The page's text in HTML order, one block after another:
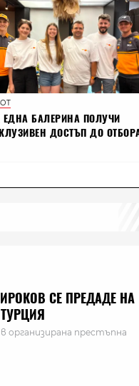
СЕ ПРЕДАДЕ НА
организирана престъпна